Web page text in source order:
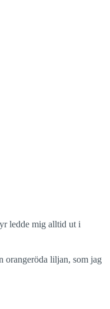
ledde mig alltid ut i
orangeröda liljan, som jag